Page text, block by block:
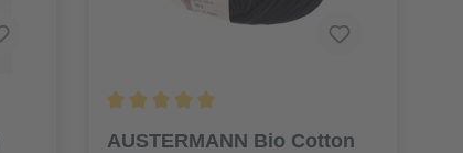
AUSTERMANN Bio Cotton